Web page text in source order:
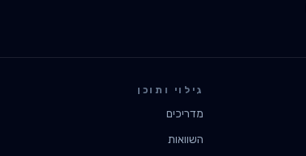
גילוי ותוכן
מדריכים
השוואות